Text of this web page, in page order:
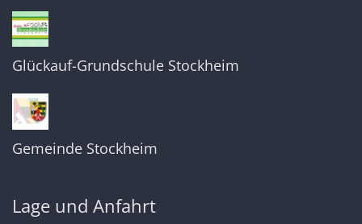
Glückauf-Grundschule Stockheim
Gemeinde Stockheim
Lage und Anfahrt